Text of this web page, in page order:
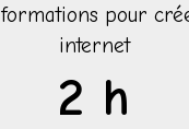
pour
internet
3 h